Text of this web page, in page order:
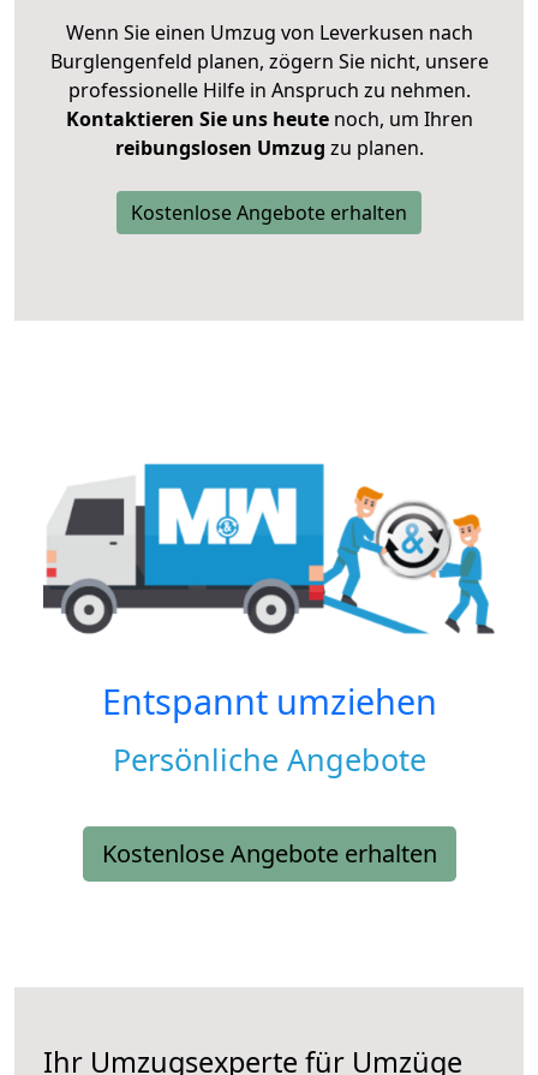
Wenn Sie einen Umzug von Leverkusen nach
Burglengenfeld planen, zögern Sie nicht, unsere
professionelle Hilfe in Anspruch zu nehmen.
Kontaktieren Sie uns heutenoch, um Ihren
reibungslosen Umzug zu planen.
Kostenlose Angebote erhalten
Entspannt umziehen
Persönliche Angebote
Kostenlose Angebote erhalten
Ihr Umzugsexperte für Umzüge